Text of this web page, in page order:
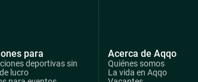
para
deportivas sin
lucro
Acerca de Aqqo
Quiénes somos
La vida en Aqqo